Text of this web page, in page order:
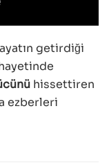
getirdiği
hissettiren
ezberleri